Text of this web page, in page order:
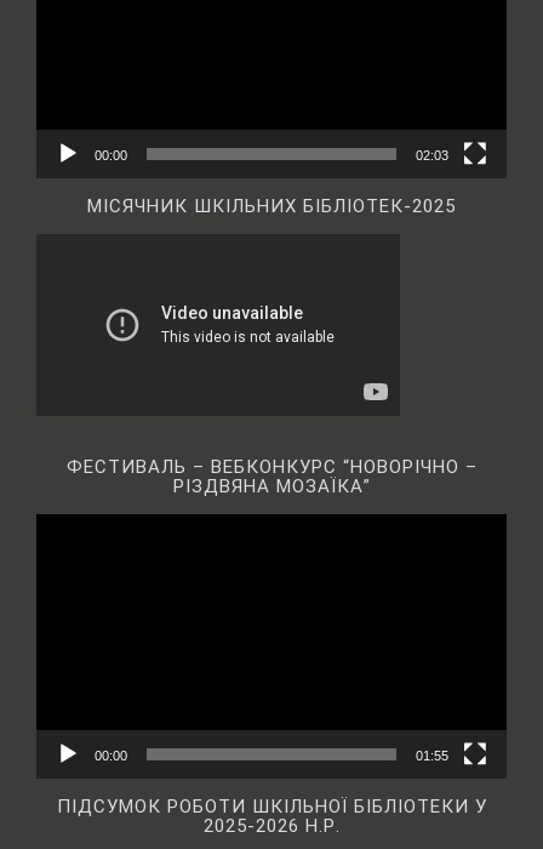
00:00 02:03
МІСЯЧНИК ШКІЛЬНИХ БІБЛІОТЕК-2025
ФЕСТИВАЛЬ – ВЕБКОНКУРС “НОВОРІЧНО –
РІЗДВЯНА МОЗАЇКА”
00:00 01:55
ПІДСУМОК РОБОТИ ШКІЛЬНОЇ БІБЛІОТЕКИ У
2025-2026 Н.Р.